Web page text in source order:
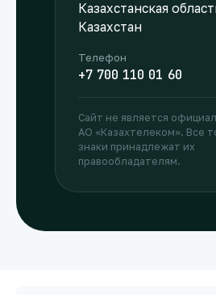
Казахстанская
Казахстан
Телефон
+7 700 110 01 60
Сайт не является
АО «Казахтелеком». Все
знаки принадлежат их
правообладателям.